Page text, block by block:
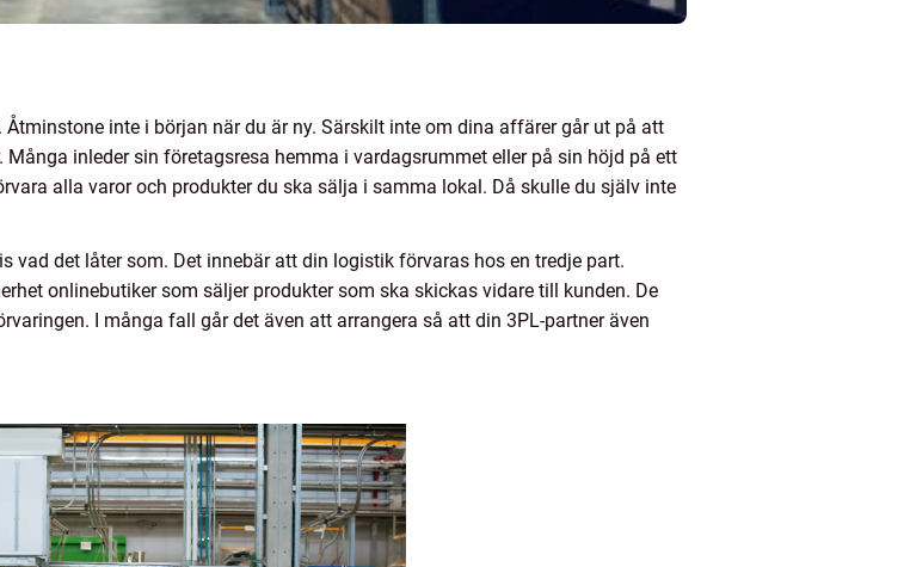
inte i början när du är ny. Särskilt inte om dina affärer går ut på att
inleder sin företagsresa hemma i vardagsrummet eller på sin höjd på ett
alla varor och produkter du ska sälja i samma lokal. Då skulle du själv inte
vad det låter som. Det innebär att din logistik förvaras hos en tredje part.
onlinebutiker som säljer produkter som ska skickas vidare till kunden. De
I många fall går det även att arrangera så att din 3PL-partner även